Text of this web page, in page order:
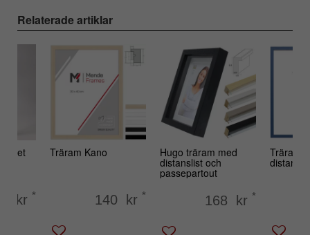
Relaterade artiklar
set
kr *
Träram Kano
140 kr *
Hugo träram med
distanslist och
passepartout
168 kr *
Träram